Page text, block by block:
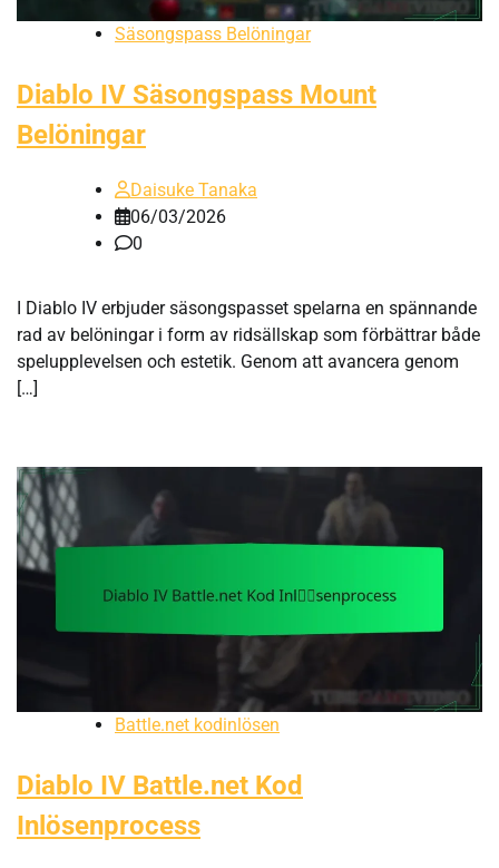
Säsongspass Belöningar
Diablo IV Säsongspass Mount
Belöningar
Daisuke Tanaka
06/03/2026
0
I Diablo IV erbjuder säsongspasset spelarna en spännande
rad av belöningar i form av ridsällskap som förbättrar både
spelupplevelsen och estetik. Genom att avancera genom
[…]
Battle.net kodinlösen
Diablo IV Battle.net Kod
Inlösenprocess